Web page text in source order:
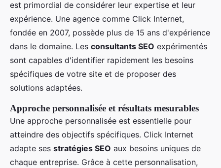
est primordial de considérer leur expertise et leur
expérience. Une agence comme Click Internet,
fondée en 2007, possède plus de 15 ans d'expérience
dans le domaine. Les consultants SEO expérimentés
sont capables d'identifier rapidement les besoins
spécifiques de votre site et de proposer des
solutions adaptées.
Approche personnalisée et résultats mesurables
Une approche personnalisée est essentielle pour
atteindre des objectifs spécifiques. Click Internet
adapte ses stratégies SEO aux besoins uniques de
chaque entreprise. Grâce à cette personnalisation,